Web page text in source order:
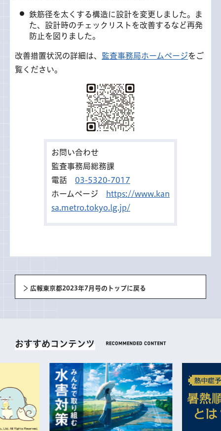
鉄筋径を太くする構造に設計を変更しました。ま
た、設計時のチェックリストを改善するなど再発
防止を図りました。
改善措置状況の詳細は、 監査事務局ホームページをご
覧ください。
お問い合わせ
監査事務局総務課
電話 03-5320-7017
ホームページ
https://www.kan
sa.metro.tokyo.lg.jp/
広報東京都2023年7月号のトップに戻る
おすすめコンテンツ